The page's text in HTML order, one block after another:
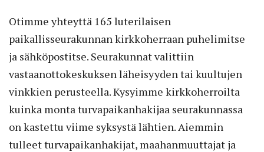
Otimme yhteyttä 165 luterilaisen
paikallisseurakunnan kirkkoherraan puhelimitse
ja sähköpostitse. Seurakunnat valittiin
vastaanottokeskuksen läheisyyden tai kuultujen
vinkkien perusteella. Kysyimme kirkkoherroilta
kuinka monta turvapaikanhakijaa seurakunnassa
on kastettu viime syksystä lähtien. Aiemmin
tulleet turvapaikanhakijat, maahanmuuttajat ja